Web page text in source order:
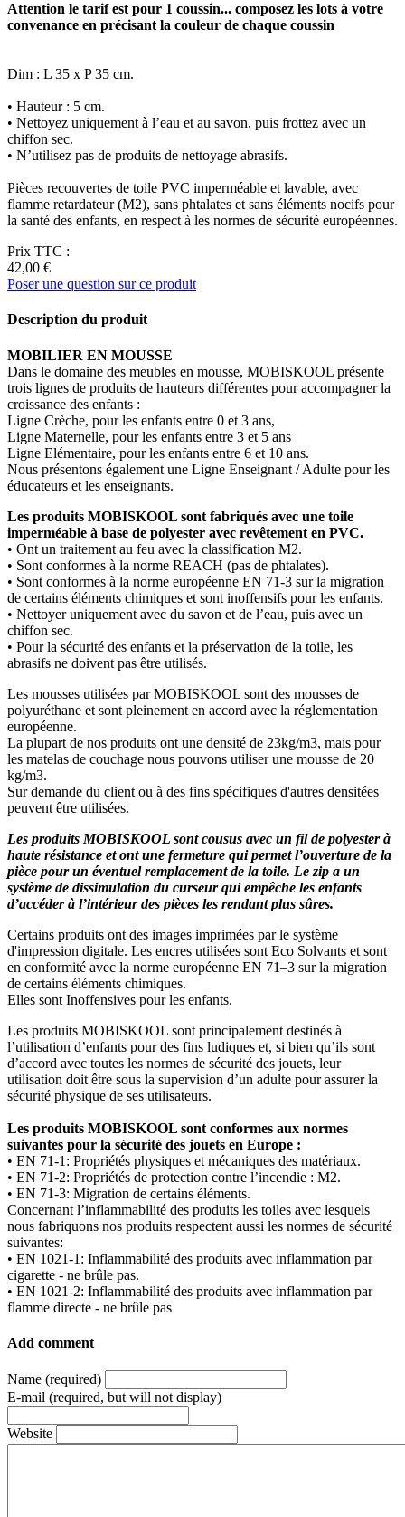
Attention le tarif est pour 1 coussin... composez les lots à votre
convenance en précisant la couleur de chaque coussin
Dim : L 35 x P 35 cm.
• Hauteur : 5 cm.
• Nettoyez uniquement à l’eau et au savon, puis frottez avec un
chiffon sec.
• N’utilisez pas de produits de nettoyage abrasifs.
Pièces recouvertes de toile PVC imperméable et lavable, avec
flamme retardateur (M2), sans phtalates et sans éléments nocifs pour
la santé des enfants, en respect à les normes de sécurité européennes.
Prix TTC :
42,00 €
Poser une question sur ce produit
Description du produit
MOBILIER EN MOUSSE
Dans le domaine des meubles en mousse, MOBISKOOL présente
trois lignes de produits de hauteurs différentes pour accompagner la
croissance des enfants :
Ligne Crèche, pour les enfants entre 0 et 3 ans,
Ligne Maternelle, pour les enfants entre 3 et 5 ans
Ligne Elémentaire, pour les enfants entre 6 et 10 ans.
Nous présentons également une Ligne Enseignant / Adulte pour les
éducateurs et les enseignants.
Les produits MOBISKOOL sont fabriqués avec une toile
imperméable à base de polyester avec revêtement en PVC.
• Ont un traitement au feu avec la classification M2.
• Sont conformes à la norme REACH (pas de phtalates).
• Sont conformes à la norme européenne EN 71-3 sur la migration
de certains éléments chimiques et sont inoffensifs pour les enfants.
• Nettoyer uniquement avec du savon et de l’eau, puis avec un
chiffon sec.
• Pour la sécurité des enfants et la préservation de la toile, les
abrasifs ne doivent pas être utilisés.
Les mousses utilisées par MOBISKOOL sont des mousses de
polyuréthane et sont pleinement en accord avec la réglementation
européenne.
La plupart de nos produits ont une densité de 23kg/m3, mais pour
les matelas de couchage nous pouvons utiliser une mousse de 20
kg/m3.
Sur demande du client ou à des fins spécifiques d'autres densitées
peuvent être utilisées.
Les produits MOBISKOOL sont cousus avec un fil de polyester à
haute résistance et ont une fermeture qui permet l’ouverture de la
pièce pour un éventuel remplacement de la toile. Le zip a un
système de dissimulation du curseur qui empêche les enfants
d’accéder à l’intérieur des pièces les rendant plus sûres.
Certains produits ont des images imprimées par le système
d'impression digitale. Les encres utilisées sont Eco Solvants et sont
en conformité avec la norme européenne EN 71–3 sur la migration
de certains éléments chimiques.
Elles sont Inoffensives pour les enfants.
Les produits MOBISKOOL sont principalement destinés à
l’utilisation d’enfants pour des fins ludiques et, si bien qu’ils sont
d’accord avec toutes les normes de sécurité des jouets, leur
utilisation doit être sous la supervision d’un adulte pour assurer la
sécurité physique de ses utilisateurs.
Les produits MOBISKOOL sont conformes aux normes
suivantes pour la sécurité des jouets en Europe :
• EN 71-1: Propriétés physiques et mécaniques des matériaux.
• EN 71-2: Propriétés de protection contre l’incendie : M2.
• EN 71-3: Migration de certains éléments.
Concernant l’inflammabilité des produits les toiles avec lesquels
nous fabriquons nos produits respectent aussi les normes de sécurité
suivantes:
• EN 1021-1: Inflammabilité des produits avec inflammation par
cigarette - ne brûle pas.
• EN 1021-2: Inflammabilité des produits avec inflammation par
flamme directe - ne brûle pas
Add comment
Name (required)
E-mail (required, but will not display)
Website